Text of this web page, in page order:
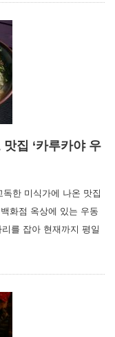
집 ‘카루카야 우
한 미식가에 나온 맛집
화점 옥상에 있는 우동
를 잡아 현재까지 평일